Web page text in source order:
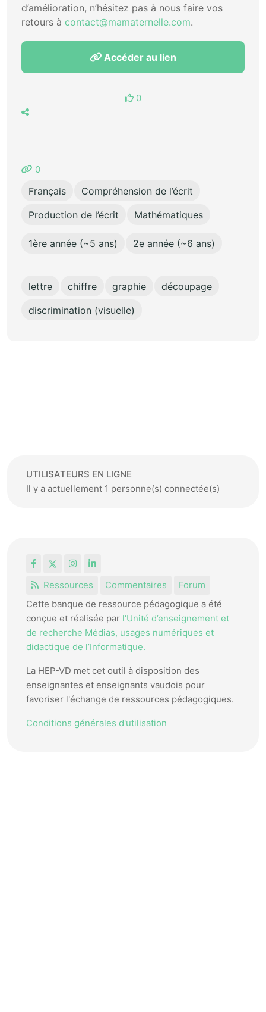
d’amélioration, n’hésitez pas à nous faire vos
retours à contact@mamaternelle.com.
Accéder au lien
0
0
Français
Compréhension de l’écrit
Production de l’écrit
Mathématiques
1ère année (~5 ans) 2e année (~6 ans)
lettre chiffre graphie
découpage
discrimination (visuelle)
UTILISATEURS EN LIGNE
Il y a actuellement 1 personne(s) connectée(s)
FacebookInstagram
LinkedIn
Ressources
Commentaires
Forum
Cette banque de ressource pédagogique a été
conçue et réalisée par l'Unité d’enseignement et
de recherche Médias, usages numériques et
didactique de l’Informatique.
La HEP-VD met cet outil à disposition des
enseignantes et enseignants vaudois pour
favoriser l'échange de ressources pédagogiques.
Conditions générales d'utilisation